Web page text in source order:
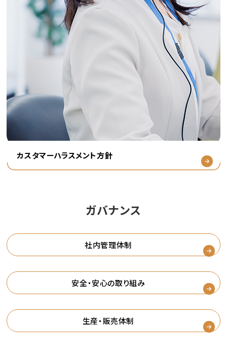
カスタマーハラスメント方針
ガバナンス
社内管理体制
安全・安心の取り組み
生産・販売体制